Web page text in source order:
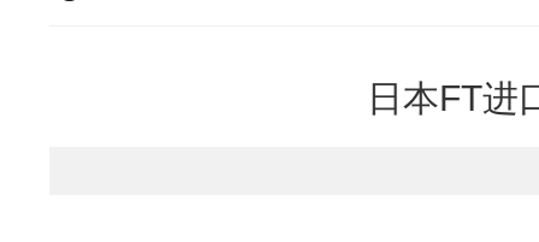
日本FT进